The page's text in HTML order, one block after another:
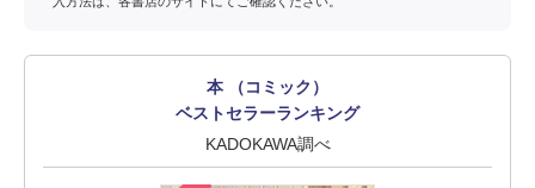
本 （コミック）
ベストセラーランキング
KADOKAWA調べ